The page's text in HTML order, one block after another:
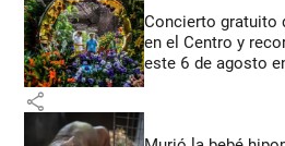
Concierto gratuito
en el Centro y
este 6 de agosto
share